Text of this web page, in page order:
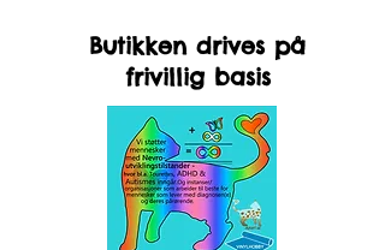
Butikken drives på
frivillig basis